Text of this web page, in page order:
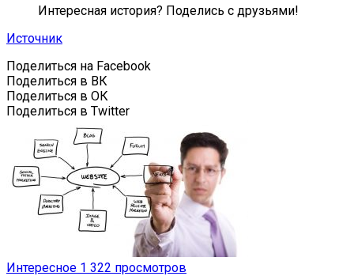
Интересная история? Поделись с друзьями!
Источник
Поделиться на Facebook
Поделиться в ВК
Поделиться в ОК
Поделиться в Twitter
Интересное 1 322 просмотров